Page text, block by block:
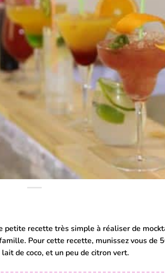
petite recette très simple à réaliser de
Pour cette recette, munissez vous de
de coco, et un peu de citron vert.